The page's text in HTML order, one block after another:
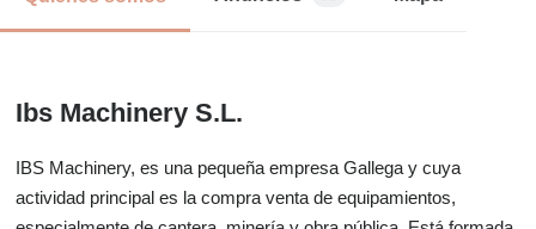
Ibs Machinery S.L.
IBS Machinery, es una pequeña empresa Gallega y cuya
actividad principal es la compra venta de equipamientos,